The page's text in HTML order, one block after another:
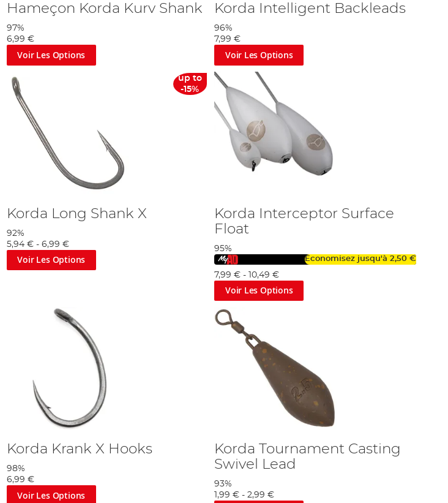
Hameçon Korda Kurv Shank
97%
6,99 €
Voir Les Options
Korda Intelligent Backleads
96%
7,99 €
Voir Les Options
up to
-15%
Korda Long Shank X
92%
5,94 €- 6,99 €
Voir Les Options
Korda Interceptor Surface
Float
95%
Économisez jusqu'à 2,50 €
7,99 € -10,49 €
Voir Les Options
Korda Krank X Hooks
98%
6,99 €
Voir Les Options
Korda Tournament Casting
Swivel Lead
93%
1,99 € -2,99 €